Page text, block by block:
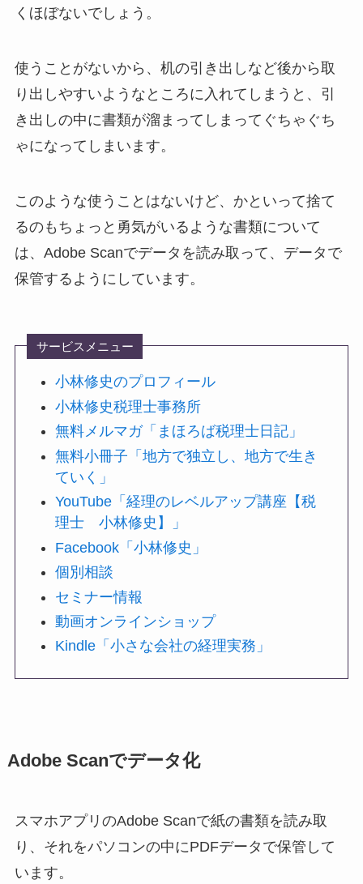
くほぼないでしょう。
使うことがないから、机の引き出しなど後から取
り出しやすいようなところに入れてしまうと、引
き出しの中に書類が溜まってしまってぐちゃぐち
ゃになってしまいます。
このような使うことはないけど、かといって捨て
るのもちょっと勇気がいるような書類について
は、Adobe Scanでデータを読み取って、データで
保管するようにしています。
サービスメニュー
小林修史のプロフィール
小林修史税理士事務所
無料メルマガ「まほろば税理士日記」
無料小冊子「地方で独立し、地方で生き
ていく」
YouTube「経理のレベルアップ講座【税
理士 小林修史】」
Facebook「小林修史」
個別相談
セミナー情報
動画オンラインショップ
Kindle「小さな会社の経理実務」
Adobe Scanでデータ化
スマホアプリのAdobe Scanで紙の書類を読み取
り、それをパソコンの中にPDFデータで保管して
います。